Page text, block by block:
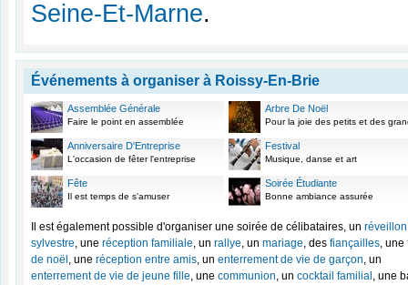
Seine-Et-Marne.
Événements à organiser à Roissy-En-Brie
Assemblée Générale
Faire le point en assemblée
Arbre De Noël
Pour la joie des petits et des
Anniversaire D'Entreprise
L'occasion de fêter l'entreprise
Festival
Musique, danse et art
Fête
Il est temps de s'amuser
Soirée Étudiante
Bonne ambiance assurée
Il est également possible d'organiser une soirée de célibataires, un
sylvestre, une réception familiale, un rallye, un mariage, des fiançailles, une
de noël , une réception entre amis, un enterrement de vie de garçon, un
enterrement de vie de jeune fille, une communion, un cocktail familial , une